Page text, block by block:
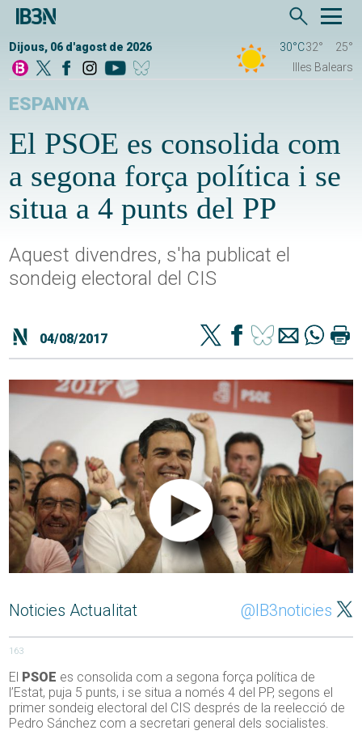
Dijous, 06 d'agost de 2026 30°C32°
25°
Illes Balears
ESPANYA
El PSOE es consolida com
a segona força política i se
situa a 4 punts del PP
Aquest divendres, s'ha publicat el
sondeig electoral del CIS
04/08/2017
Noticies Actualitat @IB3noticies
163
El PSOE es consolida com a segona força política de
l’Estat, puja 5 punts, i se situa a només 4 del PP, segons el
primer sondeig electoral del CIS després de la reelecció de
Pedro Sánchez com a secretari general dels socialistes.